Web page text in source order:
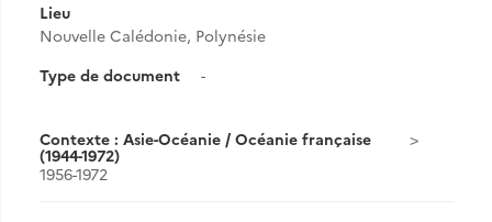
Lieu
Nouvelle Calédonie, Polynésie
Type de document
-
Contexte : Asie-Océanie / Océanie française
(1944-1972)
1956-1972